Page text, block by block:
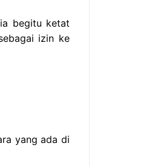
begitu ketat
izin ke
yang ada di